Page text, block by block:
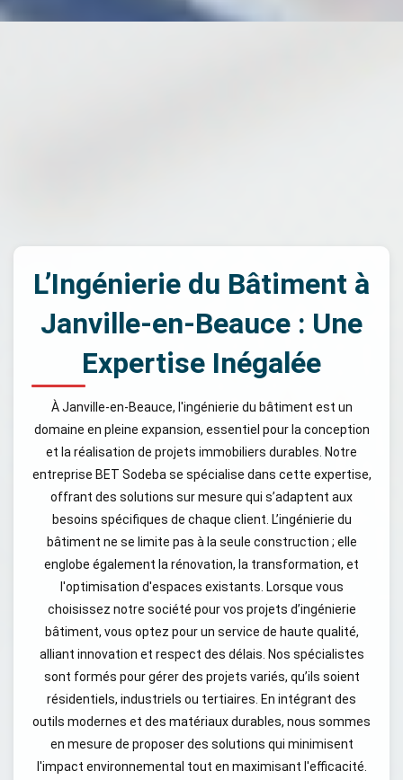
L’Ingénierie du Bâtiment à
Janville-en-Beauce : Une
Expertise Inégalée
À Janville-en-Beauce, l'ingénierie du bâtiment est un
domaine en pleine expansion, essentiel pour la conception
et la réalisation de projets immobiliers durables. Notre
entreprise BET Sodeba se spécialise dans cette expertise,
offrant des solutions sur mesure qui s’adaptent aux
besoins spécifiques de chaque client. L’ingénierie du
bâtiment ne se limite pas à la seule construction ; elle
englobe également la rénovation, la transformation, et
l'optimisation d'espaces existants. Lorsque vous
choisissez notre société pour vos projets d’ingénierie
bâtiment, vous optez pour un service de haute qualité,
alliant innovation et respect des délais. Nos spécialistes
sont formés pour gérer des projets variés, qu’ils soient
résidentiels, industriels ou tertiaires. En intégrant des
outils modernes et des matériaux durables, nous sommes
en mesure de proposer des solutions qui minimisent
l'impact environnemental tout en maximisant l'efficacité.